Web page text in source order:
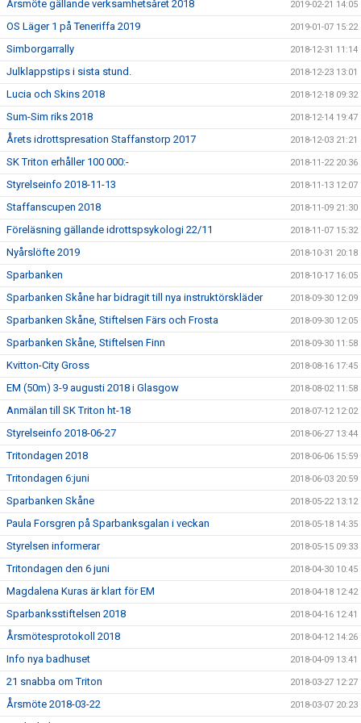
Årsmöte gällande verksamhetsåret 2018 2019-02-21 14:05
OS Läger 1 på Teneriffa 2019 2019-01-07 15:22
Simborgarrally 2018-12-31 11:14
Julklappstips i sista stund. 2018-12-23 13:01
Lucia och Skins 2018 2018-12-18 09:32
Sum-Sim riks 2018 2018-12-14 19:47
Årets idrottspresation Staffanstorp 2017 2018-12-03 21:21
SK Triton erhåller 100 000:- 2018-11-22 20:36
Styrelseinfo 2018-11-13 2018-11-13 12:07
Staffanscupen 2018 2018-11-09 21:30
Föreläsning gällande idrottspsykologi 22/11 2018-11-07 15:32
Nyårslöfte 2019 2018-10-31 20:18
Sparbanken 2018-10-17 16:05
Sparbanken Skåne har bidragit till nya instruktörskläder 2018-09-30 12:09
Sparbanken Skåne, Stiftelsen Färs och Frosta 2018-09-30 12:05
Sparbanken Skåne, Stiftelsen Finn 2018-09-30 11:58
Kvitton-City Gross 2018-08-16 17:45
EM (50m) 3-9 augusti 2018 i Glasgow 2018-08-02 11:58
Anmälan till SK Triton ht-18 2018-07-12 12:02
Styrelseinfo 2018-06-27 2018-06-27 13:44
Tritondagen 2018 2018-06-06 15:59
Tritondagen 6:juni 2018-06-03 20:59
Sparbanken Skåne 2018-05-22 13:12
Paula Forsgren på Sparbanksgalan i veckan 2018-05-18 14:35
Styrelsen informerar 2018-05-15 09:33
Tritondagen den 6 juni 2018-04-30 10:45
Magdalena Kuras är klart för EM 2018-04-18 12:42
Sparbanksstiftelsen 2018 2018-04-16 12:41
Årsmötesprotokoll 2018 2018-04-12 14:26
Info nya badhuset 2018-04-09 13:41
21 snabba om Triton 2018-03-27 12:27
Årsmöte 2018-03-22 2018-03-07 20:23